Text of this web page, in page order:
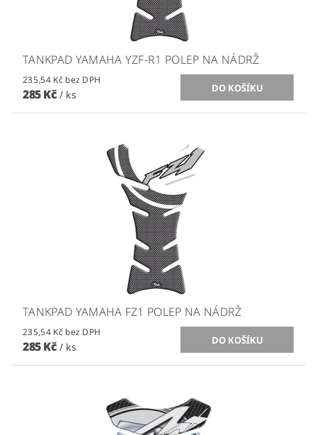
TANKPAD YAMAHA YZF-R1 POLEP NA NÁDRŽ
235,54 Kč bez DPH
285 Kč / ks
TANKPAD YAMAHA FZ1 POLEP NA NÁDRŽ
235,54 Kč bez DPH
285 Kč / ks